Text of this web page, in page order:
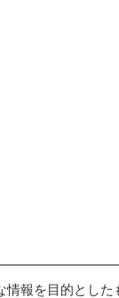
報を目的とし